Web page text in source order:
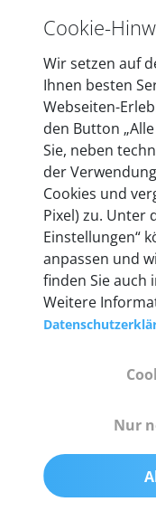
In den Kfz-
entwickeln wir
Berlin laufend
heute mehr
55 mm x 25 mm
200 g
Cookie-
Wir setzen auf
Ihnen besten
Webseiten-
den Button
Sie, neben
der
Cookies und
Pixel) zu. Unter
Einstellungen“
anpassen und
finden Sie auch
Weitere
Nur